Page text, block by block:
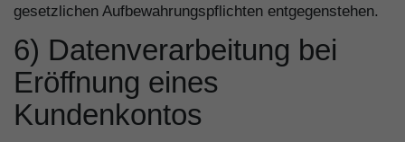
gesetzlichen Aufbewahrungspflichten entgegenstehen.
6) Datenverarbeitung bei
Eröffnung eines
Kundenkontos